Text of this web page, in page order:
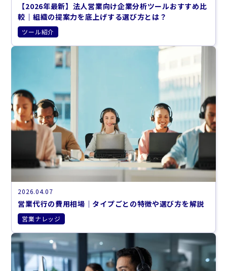
【2026年最新】法人営業向け企業分析ツールおすすめ比
較｜組織の提案力を底上げする選び方とは？
ツール紹介
2026.04.07
営業代行の費用相場｜タイプごとの特徴や選び方を解説
営業ナレッジ